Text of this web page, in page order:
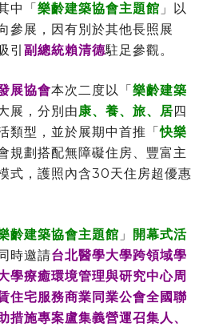
中「 樂齡建築協會主題館 」以
參展，因有別於其他長照展
引 副總統賴清德駐足參觀。
展協會本次二度以「 樂齡建築
展，分別由康、養、旅、居 四
類型，並於展期中首推「快樂
規劃搭配無障礙住房、豐富主
式，護照內含30天住房超優惠
齡建築協會主題館 」
開幕式活
時邀請台北醫學大學跨領域學
學療癒環境管理與研究中心周
住宅服務商業同業公會全國聯
措施專案盧集義營運召集人、